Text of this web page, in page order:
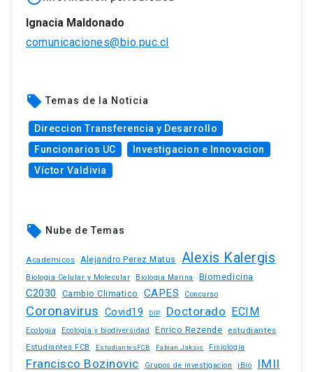
Ignacia Maldonado
comunicaciones@bio.puc.cl
local_offer Temas de la Noticia
Direccion Transferencia y Desarrollo
Funcionarios UC
Investigacion e Innovacion
Víctor Valdivia
local_offer Nube de Temas
Academicos Alejandro Perez Matus Alexis Kalergis
Biologia Celular y Molecular Biologia Marina Biomedicina
C2030 Cambio Climatico CAPES Concurso
Coronavirus Covid19 DIP Doctorado ECIM
Ecologia Ecologia y biodiversidad Enrico Rezende estudiantes
Estudiantes FCB EstudiantesFCB Fabian Jaksic Fisiologia
Francisco Bozinovic Grupos de investigacion iBio IMII